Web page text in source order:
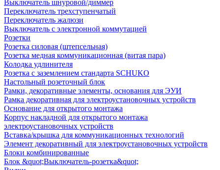
Выключатель шнуровой/диммер
Переключатель трехступенчатый
Переключатель жалюзи
Выключатель с электронной коммутацией
Розетки
Розетка силовая (штепсельная)
Розетка медная коммуникационная (витая пара)
Колодка удлинителя
Розетка с заземлением стандарта SCHUKO
Настольный розеточный блок
Рамки, декоративные элементы, основания для ЭУИ
Рамка декоративная для электроустановочных устройств
Основание для открытого монтажа
Корпус накладной для открытого монтажа
электроустановочных устройств
Вставка/крышка для коммуникационных технологий
Элемент декоративный для электроустановочных устройств
Блоки комбинированные
Блок &quot;Выключатель-розетка&quot;